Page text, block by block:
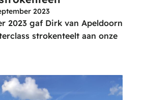
2023
2023 gaf Dirk van Apeldoorn
strokenteelt aan onze